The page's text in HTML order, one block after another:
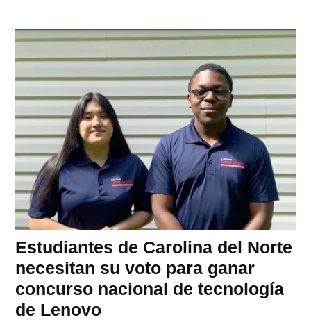
Estudiantes de Carolina del Norte
necesitan su voto para ganar
concurso nacional de tecnología
de Lenovo